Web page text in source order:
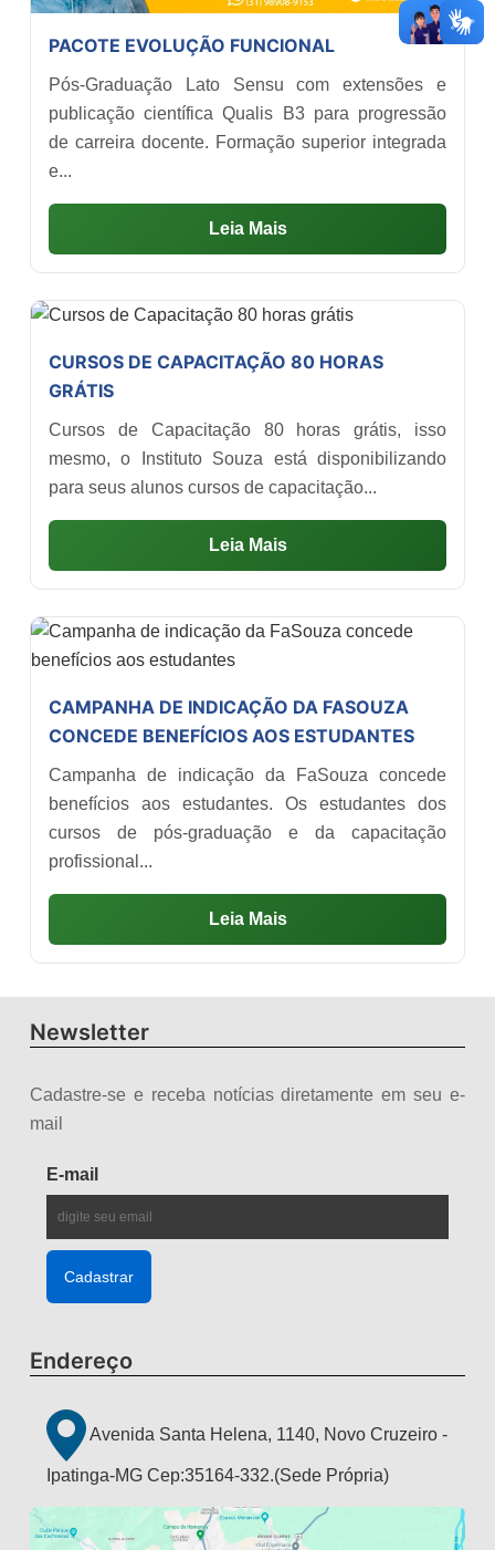
PACOTE EVOLUÇÃO FUNCIONAL
Pós-Graduação Lato Sensu com extensões e
publicação científica Qualis B3 para progressão
de carreira docente. Formação superior integrada
e...
Leia Mais
CURSOS DE CAPACITAÇÃO 80 HORAS
GRÁTIS
Cursos de Capacitação 80 horas grátis, isso
mesmo, o Instituto Souza está disponibilizando
para seus alunos cursos de capacitação...
Leia Mais
CAMPANHA DE INDICAÇÃO DA FASOUZA
CONCEDE BENEFÍCIOS AOS ESTUDANTES
Campanha de indicação da FaSouza concede
benefícios aos estudantes. Os estudantes dos
cursos de pós-graduação e da capacitação
profissional...
Leia Mais
Newsletter
Cadastre-se e receba notícias diretamente em seu e-
mail
E-mail
Endereço
Avenida Santa Helena, 1140, Novo Cruzeiro -
Ipatinga-MG Cep:35164-332.(Sede Própria)